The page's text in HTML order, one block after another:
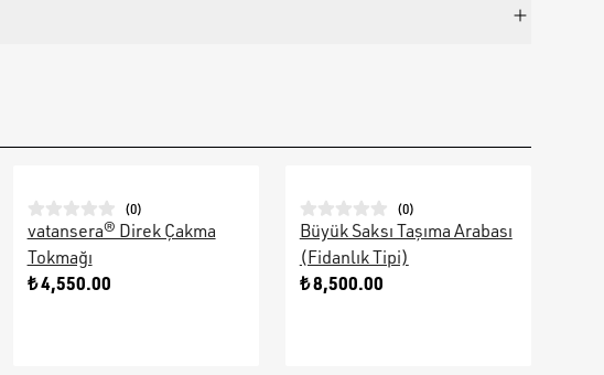
(0)
vatansera® Direk Çakma
Tokmağı
₺ 4,550.00
(0)
Büyük Saksı Taşıma Arabası
(Fidanlık Tipi)
₺ 8,500.00